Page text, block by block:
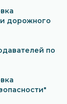
дорожного
по